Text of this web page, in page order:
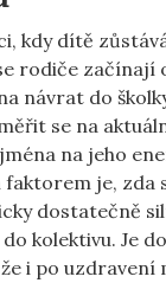
kdy dítě
rodiče začínají
návrat do
se na
na jeho
faktorem je, zda
dostatečně
kolektivu. Je
i po uzdravení